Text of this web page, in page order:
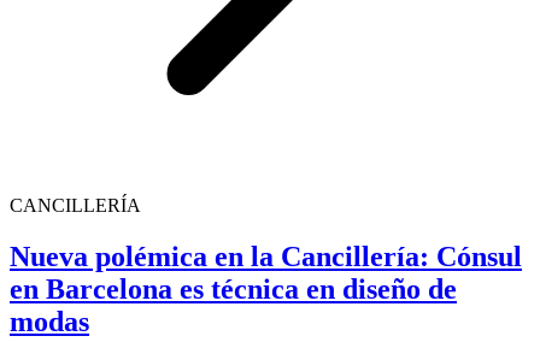
CANCILLERÍA
Nueva polémica en la Cancillería: Cónsul
en Barcelona es técnica en diseño de
modas